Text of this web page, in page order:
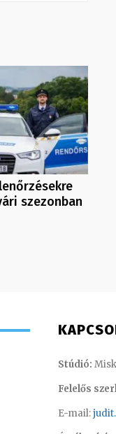
szezonban
Stúdió:
Felelős
E-mail: